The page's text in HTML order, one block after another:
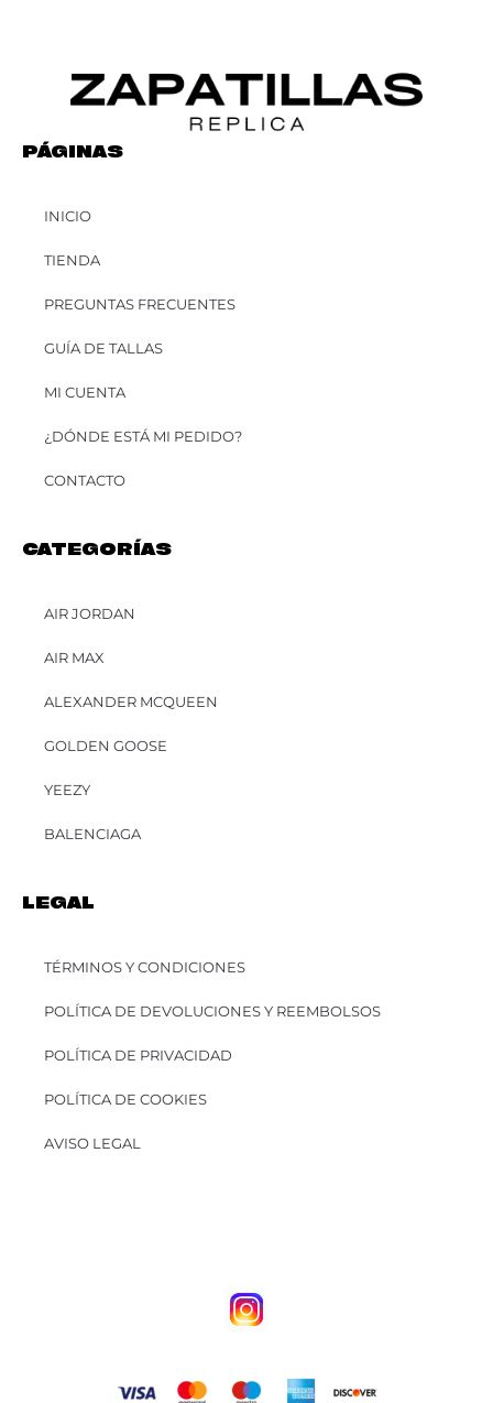
PÁGINAS
INICIO
TIENDA
PREGUNTAS FRECUENTES
GUÍA DE TALLAS
MI CUENTA
¿DÓNDE ESTÁ MI PEDIDO?
CONTACTO
CATEGORÍAS
AIR JORDAN
AIR MAX
ALEXANDER MCQUEEN
GOLDEN GOOSE
YEEZY
BALENCIAGA
LEGAL
TÉRMINOS Y CONDICIONES
POLÍTICA DE DEVOLUCIONES Y REEMBOLSOS
POLÍTICA DE PRIVACIDAD
POLÍTICA DE COOKIES
AVISO LEGAL